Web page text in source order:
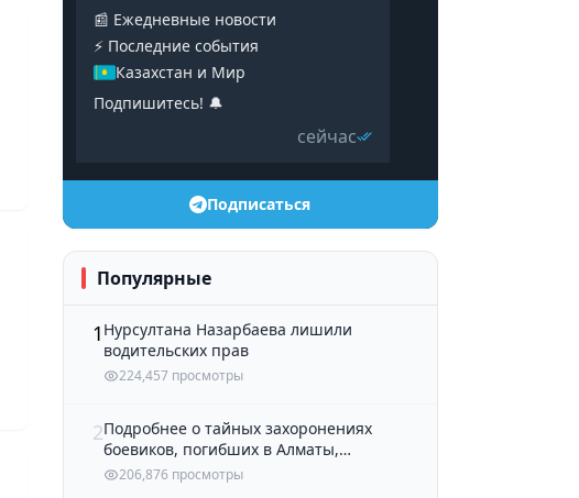
📰 Ежедневные новости
⚡️ Последние события
Казахстан и Мир
Подпишитесь! 🔔
сейчас
Подписаться
Популярные
1 Нурсултана Назарбаева лишили
водительских прав
224,457 просмотры
2Подробнее о тайных захоронениях
боевиков, погибших в Алматы,
рассказали в полиции
206,876 просмотры